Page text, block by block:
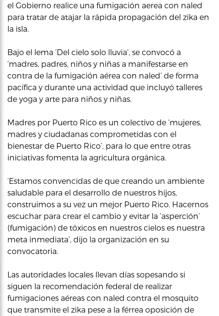
el Gobierno realice una fumigación aerea con naled
para tratar de atajar la rápida propagación del zika en
la isla.
Bajo el lema ‘Del cielo solo lluvia’, se convocó a
‘madres, padres, niños y niñas a manifestarse en
contra de la fumigación aérea con naled’ de forma
pacífica y durante una actividad que incluyó talleres
de yoga y arte para niños y niñas.
Madres por Puerto Rico es un colectivo de ‘mujeres,
madres y ciudadanas comprometidas con el
bienestar de Puerto Rico’, para lo que entre otras
iniciativas fomenta la agricultura orgánica.
‘Estamos convencidas de que creando un ambiente
saludable para el desarrollo de nuestros hijos,
construimos a su vez un mejor Puerto Rico. Hacernos
escuchar para crear el cambio y evitar la ‘asperción’
(fumigación) de tóxicos en nuestros cielos es nuestra
meta inmediata’, dijo la organización en su
convocatoria.
Las autoridades locales llevan días sopesando si
siguen la recomendación federal de realizar
fumigaciones aéreas con naled contra el mosquito
que transmite el zika pese a la férrea oposición de